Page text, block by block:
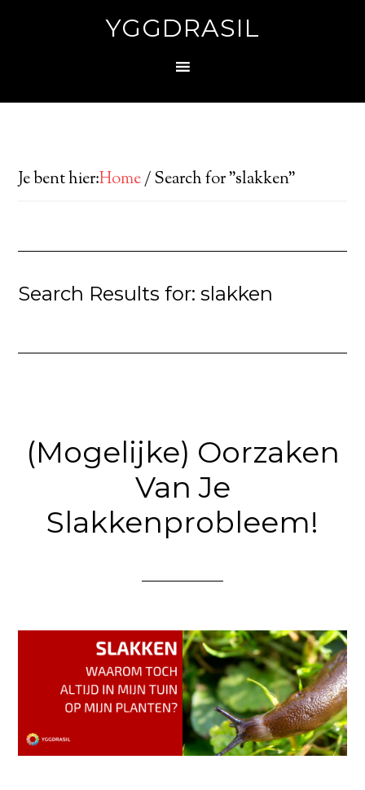
YGGDRASIL
Je bent hier:Home/Search for "slakken"
Search Results for: slakken
(Mogelijke) Oorzaken
Van Je
Slakkenprobleem!